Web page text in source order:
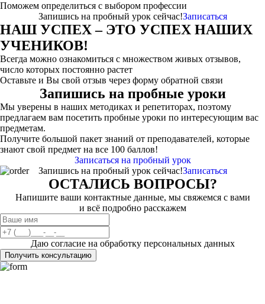
Поможем определиться с выбором профессии
Запишись на пробный урок сейчас!Записаться
НАШ УСПЕХ – ЭТО УСПЕХ НАШИХ
УЧЕНИКОВ!
Всегда можно ознакомиться с множеством живых отзывов,
число которых постоянно растет
Оставьте и Вы свой отзыв через форму обратной связи
Запишись на пробные уроки
Мы уверены в наших методиках и репетиторах, поэтому
предлагаем вам посетить пробные уроки по интересующим вас
предметам.
Получите большой пакет знаний от преподавателей, которые
знают свой предмет на все 100 баллов!
Записаться на пробный урок
Запишись на пробный урок сейчас!Записаться
ОСТАЛИСЬ ВОПРОСЫ?
Напишите ваши контактные данные, мы свяжемся с вами
и всё подробно расскажем
Даю согласие на обработку персональных данных
Получить консультацию